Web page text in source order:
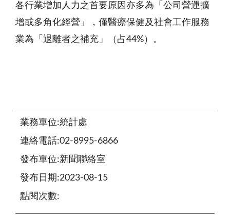
各行業增加人力之首要原因亦多為「公司營運擴
增或多角化經營」，僅醫療保健及社會工作服務
業為「退離者之補充」（占44%）。
業務單位:統計處
連絡電話:02-8995-6866
發布單位:新聞聯絡室
發布日期:2023-08-15
點閱次數: